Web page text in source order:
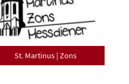
St. Martinus | Zons